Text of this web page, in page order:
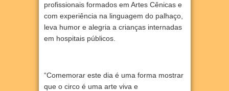
profissionais formados em Artes Cênicas e
com experiência na linguagem do palhaço,
leva humor e alegria a crianças internadas
em hospitais públicos.
“Comemorar este dia é uma forma mostrar
que o circo é uma arte viva e